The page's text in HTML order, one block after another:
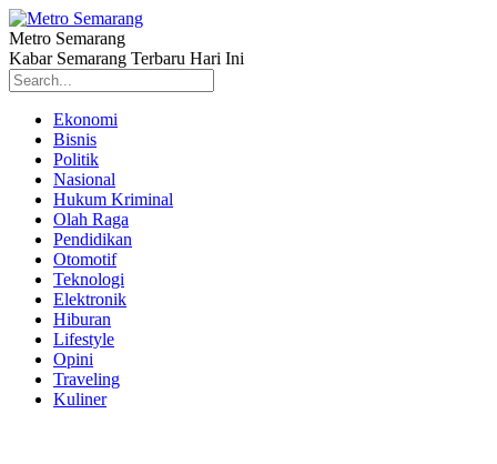
Metro Semarang
Kabar Semarang Terbaru Hari Ini
Ekonomi
Bisnis
Politik
Nasional
Hukum Kriminal
Olah Raga
Pendidikan
Otomotif
Teknologi
Elektronik
Hiburan
Lifestyle
Opini
Traveling
Kuliner